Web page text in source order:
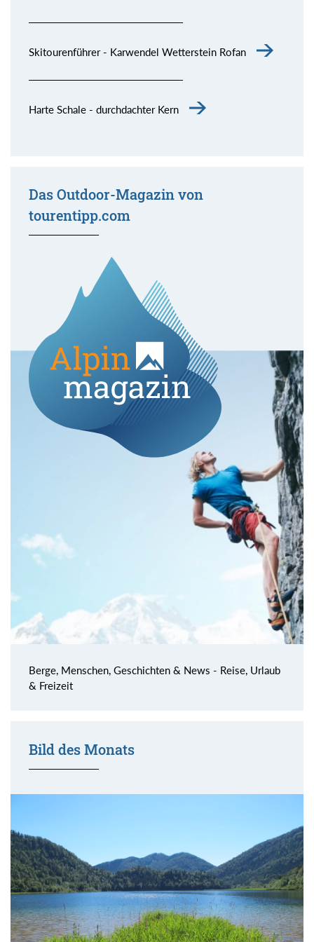
Skitourenführer - Karwendel Wetterstein Rofan
Harte Schale - durchdachter Kern
Das Outdoor-Magazin von
tourentipp.com
Berge, Menschen, Geschichten & News - Reise, Urlaub
& Freizeit
Bild des Monats